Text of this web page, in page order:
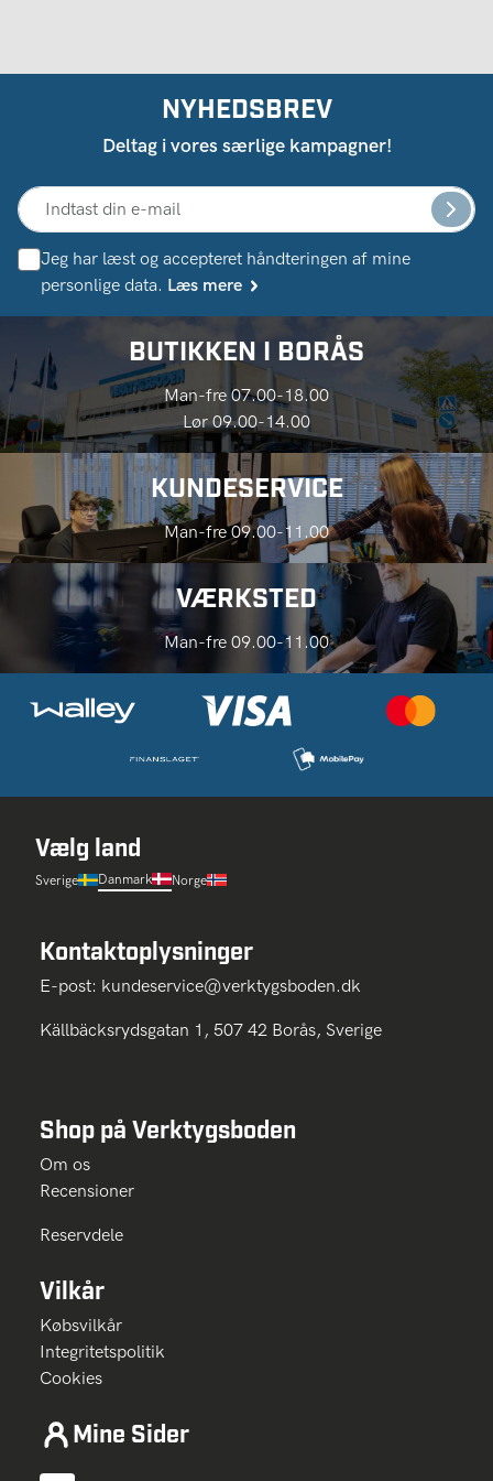
NYHEDSBREV
Deltag i vores særlige kampagner!
Jeg har læst og accepteret håndteringen af ​​mine
personlige data. Læs mere
BUTIKKEN I BORÅS
Man-fre 07.00-18.00
Lør 09.00-14.00
KUNDESERVICE
Man-fre 09.00-11.00
VÆRKSTED
Man-fre 09.00-11.00
Vælg land
Sverige Danmark Norge
Kontaktoplysninger
E-post: kundeservice@verktygsboden.dk
Källbäcksrydsgatan 1, 507 42 Borås, Sverige
Shop på Verktygsboden
Om os
Recensioner
Reservdele
Vilkår
Købsvilkår
Integritetspolitik
Cookies
Mine Sider